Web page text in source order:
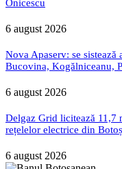
Onicescu
6 august 2026
Nova Apaserv: se
Bucovina, Kogălniceanu,
6 august 2026
Delgaz Grid licitează 11,7
rețelelor electrice din
6 august 2026